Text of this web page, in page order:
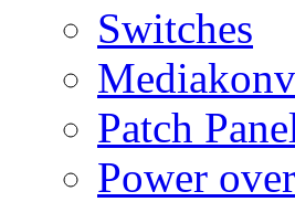
Switches
Patch
Power